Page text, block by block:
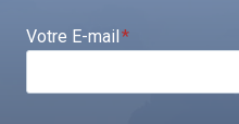
Votre E-mail*